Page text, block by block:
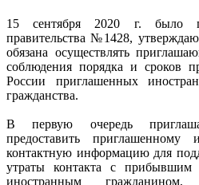
15 сентября 2020 г. было
правительства №1428,
обязана осуществлять
соблюдения порядка и сроков
России приглашенных
гражданства.
В первую очередь
предоставить приглашенному
контактную информацию для
утраты контакта с
иностранным